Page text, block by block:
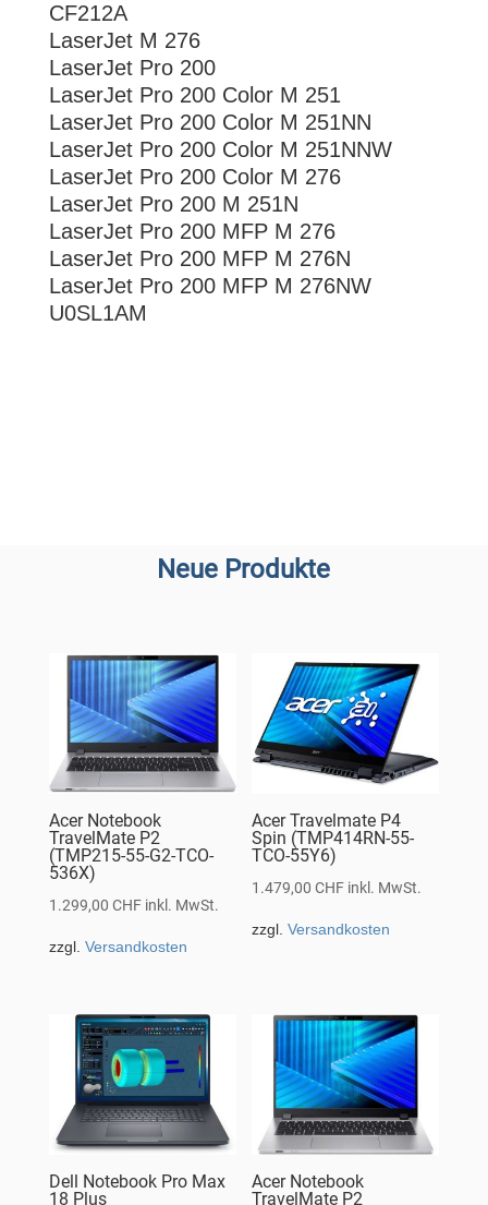
CF212A
LaserJet M 276
LaserJet Pro 200
LaserJet Pro 200 Color M 251
LaserJet Pro 200 Color M 251NN
LaserJet Pro 200 Color M 251NNW
LaserJet Pro 200 Color M 276
LaserJet Pro 200 M 251N
LaserJet Pro 200 MFP M 276
LaserJet Pro 200 MFP M 276N
LaserJet Pro 200 MFP M 276NW
U0SL1AM
Neue Produkte
Acer Notebook
TravelMate P2
(TMP215-55-G2-TCO-
536X)
1.299,00 CHF inkl. MwSt.
zzgl. Versandkosten
Acer Travelmate P4
Spin (TMP414RN-55-
TCO-55Y6)
1.479,00CHF inkl. MwSt.
zzgl.Versandkosten
Dell Notebook Pro Max
18 Plus
Acer Notebook
TravelMate P2